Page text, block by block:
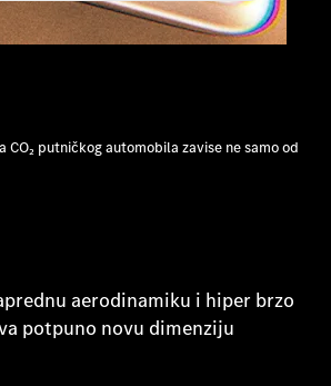
putničkog automobila zavise ne samo od
aerodinamiku i hiper brzo
potpuno novu dimenziju